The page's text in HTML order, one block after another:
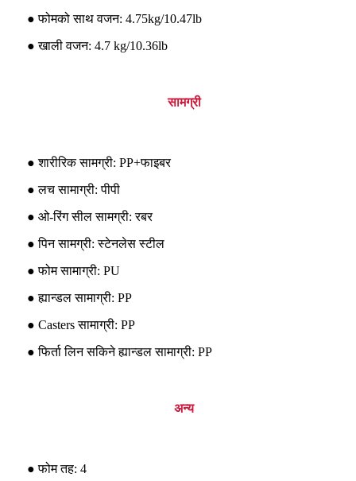
● फोमको साथ वजन: 4.75kg/10.47lb
● खाली वजन: 4.7 kg/10.36lb
सामग्री
● शारीरिक सामग्री: PP+फाइबर
● लच सामाग्री: पीपी
● ओ-रिंग सील सामग्री: रबर
● पिन सामग्री: स्टेनलेस स्टील
● फोम सामाग्री: PU
● ह्यान्डल सामाग्री: PP
● Casters सामाग्री: PP
● फिर्ता लिन सकिने ह्यान्डल सामाग्री: PP
अन्य
● फोम तह: 4